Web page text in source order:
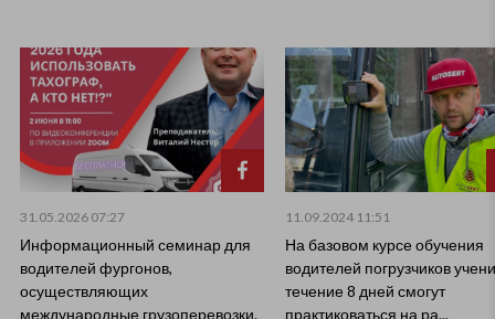
31.05.2026 07:27
Информационный семинар для
водителей фургонов,
осуществляющих
международные грузоперевозки.
11.09.2024 11:51
На базовом курсе обучения
водителей погрузчиков
течение 8 дней смогут
практиковаться на ра...